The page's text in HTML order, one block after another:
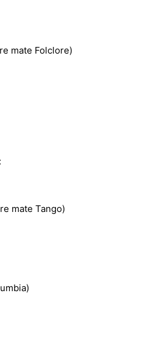
mate Folclore)
:
mate Tango)